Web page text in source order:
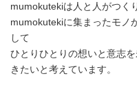
mumokutekiは人と人がつく
mumokutekiに集まったモノ
して
ひとりひとりの想いと意志
きたいと考えています。